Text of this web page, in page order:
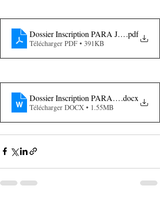
Dossier Inscription PARA JUDO
.pdf
Télécharger PDF • 391KB
Dossier Inscription PARA JUDO
.docx
Télécharger DOCX • 1.55MB